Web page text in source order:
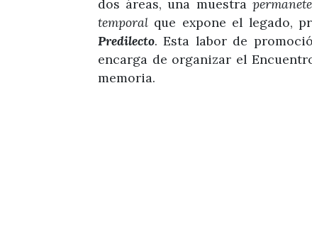
dos áreas, una muestrapermanete
temporal que expone el legado,
Predilecto. Esta labor de
encarga de organizar el
memoria.